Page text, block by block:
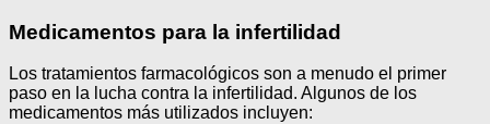
Medicamentos para la infertilidad
Los tratamientos farmacológicos son a menudo el primer
paso en la lucha contra la infertilidad. Algunos de los
medicamentos más utilizados incluyen: